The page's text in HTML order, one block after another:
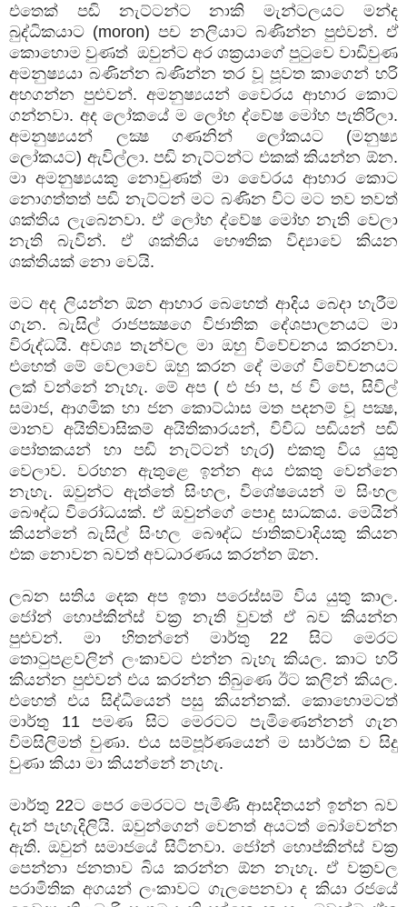
එතෙක් පඬි නැට්ටන්ට නාකි මැන්ටලයට මන්ද
බුද්ධිකයාට (moron) පච නලියාට බණින්න පුළුවන්. ඒ
කොහොම වුණත් ඔවුන්ට අර ශක්‍රයාගේ පුටුවෙ වාඩිවුණ
අමනුෂ්‍යයා බණින්න බණින්න තර වූ පූවත කාගෙන් හරි
අහගන්න පුළුවන්. අමනුෂ්‍යයන් වෛරය ආහාර කොට
ගන්නවා. අද ලෝකයේ ම ලෝභ ද්වේෂ මෝහ පැතිරිලා.
අමනුෂ්‍යයන් ලක්‍ෂ ගණනින් ලෝකයට (මනුෂ්‍ය
ලෝකයට) ඇවිල්ලා. පඬි නැට්ටන්ට එකක් කියන්න ඕන.
මා අමනුෂ්‍යයකු නොවුණත් මා වෛරය ආහාර කොට
නොගත්තත් පඬි නැට්ටන් මට බණින විට මට තව තවත්
ශක්තිය ලැබෙනවා. ඒ ලෝභ ද්වේෂ මෝහ නැති වෙලා
නැති බැවින්. ඒ ශක්තිය භෞතික විද්‍යාවෙ කියන
ශක්තියක් නො වෙයි.
මට අද ලියන්න ඕන ආහාර බෙහෙත් ආදිය බෙදා හැරීම
ගැන. බැසිල් රාජපක්‍ෂගෙ විජාතික දේශපාලනයට මා
විරුද්ධයි. අවශ්‍ය තැන්වල මා ඔහු විවේචනය කරනවා.
එහෙත් මේ වෙලාවෙ ඔහු කරන දේ මගේ විවේචනයට
ලක් වන්නේ නැහැ. මේ අප ( එ ජා ප, ජ වි පෙ, සිවිල්
සමාජ, ආගමික හා ජන කොට්ඨාස මත පදනම් වූ පක්‍ෂ,
මානව අයිතිවාසිකම් අයිතිකාරයන්, විවිධ පඬියන් පඬි
පෝතකයන් හා පඬි නැට්ටන් හැර) එකතු විය යුතු
වෙලාව. වරහන ඇතුළෙ ඉන්න අය එකතු වෙන්නෙ
නැහැ. ඔවුන්ට ඇත්තේ සිංහල, විශේෂයෙන් ම සිංහල
බෞද්ධ විරෝධයක්. ඒ ඔවුන්ගේ පොදු සාධකය. මෙයින්
කියන්නේ බැසිල් සිංහල බෞද්ධ ජාතිකවාදියකු කියන
එක නොවන බවත් අවධාරණය කරන්න ඕන.
ලබන සතිය දෙක අප ඉතා පරෙස්සම් විය යුතු කාල.
ජෝන් හොප්කින්ස් වක්‍ර නැති වුවත් ඒ බව කියන්න
පුළුවන්. මා හිතන්නේ මාර්තු 22 සිට මෙරට
තොටුපළවලින් ලංකාවට එන්න බැහැ කියල. කාට හරි
කියන්න පුළුවන් එය කරන්න තිබුණෙ ඊට කලින් කියල.
එහෙත් එය සිද්ධියෙන් පසු කියන්නක්. කොහොමටත්
මාර්තු 11 පමණ සිට මෙරටට පැමිණෙන්නන් ගැන
විමසිලිමත් වුණා. එය සම්පූර්ණයෙන් ම සාර්ථක ව සිදු
වුණා කියා මා කියන්නේ නැහැ.
මාර්තු 22ට පෙර මෙරටට පැමිණි ආසදිතයන් ඉන්න බව
දැන් පැහැදිලියි. ඔවුන්ගෙන් වෙනත් අයටත් බෝවෙන්න
ඇති. ඔවුන් සමාජයේ සිටිනවා. ජෝන් හොප්කින්ස් වක්‍ර
පෙන්නා ජනතාව බිය කරන්න ඕන නැහැ. ඒ වක්‍රවල
පරාමිතික අගයන් ලංකාවට ගැලපෙනවා ද කියා රජයේ